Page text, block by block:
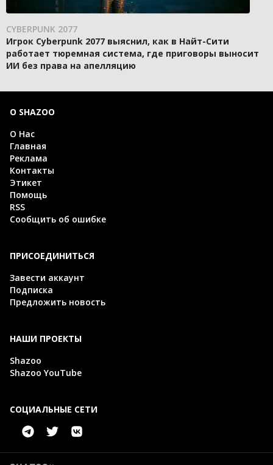
CYBERPUNK 2077
Игрок Cyberpunk 2077 выяснил, как в Найт-Сити
работает тюремная система, где приговоры выносит
ИИ без права на апелляцию
О SHAZOO
О Нас
Главная
Реклама
Контакты
Этикет
Помощь
RSS
Сообщить об ошибке
ПРИСОЕДИНИТЬСЯ
Завести аккаунт
Подписка
Предложить новость
НАШИ ПРОЕКТЫ
Shazoo
Shazoo YouTube
СОЦИАЛЬНЫЕ СЕТИ